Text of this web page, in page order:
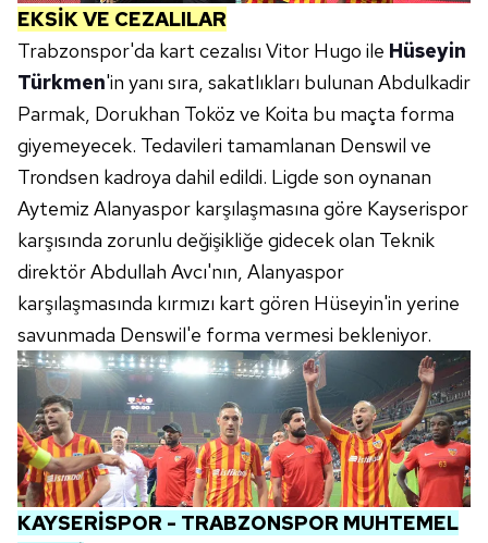
kullanılmaktadır. Diğer çerezler, sitemizin daha işlevsel
kılınması ve kişiselleştirilmesi ve sizlere yönelik
reklam/pazarlama faaliyetlerinin yapılması, amaçlarıyla
sınırlı olarak açık rızanız dahilinde kullanılacaktır.
Çerezlere ilişkin tercihlerinizi aşağıda yer alan panel
vasıtasıyla belirleyebilirsiniz. Çerezlere ilişkin detaylı bilgi
için Ayarlar butonuna tıklayabilir,
Çerez Bilgilendirme
Metnimizi
ziyaret edebilirsiniz.
6698 sayılı Kişisel Verilerin Korunması Kanunu uyarınca
hazırlanmış Aydınlatma Metnimizi okumak ve sitemizde
ilgili mevzuata uygun olarak kullanılan çerezlerle ilgili bilgi
almak için lütfentıklayınız.
EKSİK VE CEZALILAR
Trabzonspor'da kart cezalısı Vitor Hugo ile Hüseyin
Türkmen'in yanı sıra, sakatlıkları bulunan Abdulkadir
Parmak, Dorukhan Toköz ve Koita bu maçta forma
giyemeyecek. Tedavileri tamamlanan Denswil ve
Trondsen kadroya dahil edildi. Ligde son oynanan
Aytemiz Alanyaspor karşılaşmasına göre Kayserispor
karşısında zorunlu değişikliğe gidecek olan Teknik
direktör Abdullah Avcı'nın, Alanyaspor
karşılaşmasında kırmızı kart gören Hüseyin'in yerine
savunmada Denswil'e forma vermesi bekleniyor.
KAYSERİSPOR - TRABZONSPOR MUHTEMEL